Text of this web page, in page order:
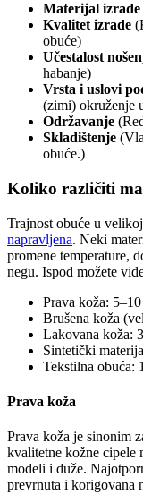
Materijal izrade
Kvalitet izrade
obuće)
Učestalost
habanje)
Vrsta i uslovi
(zimi) okruženje
Održavanje
Skladištenje
obuće.)
Koliko različiti
Trajnost obuće u
napravljena. Neki
promene temperature,
negu. Ispod možete
Prava koža:
Brušena koža
Lakovana koža:
Sintetički
Tekstilna obuća:
Prava koža
Prava koža je sinonim
kvalitetne kožne cipele
modeli i duže.
prevrnuta i korigovana